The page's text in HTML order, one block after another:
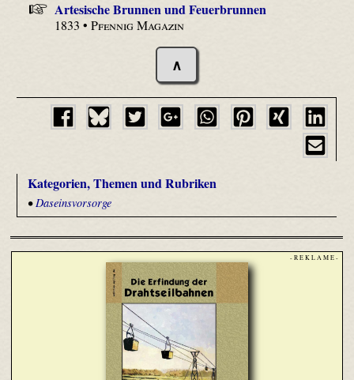
Artesische Brunnen und Feuerbrunnen
1833 •Pfennig Magazin
∧
Kategorien, Themen und Rubriken
•Daseinsvorsorge
- R E K L A M E -